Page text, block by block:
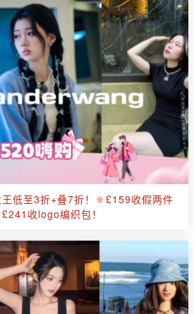
低至3折+叠7折！🔆£159收假两件
收logo编织包！